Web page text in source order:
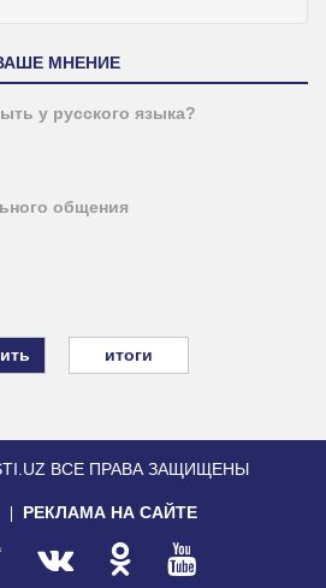
МНЕНИЕ
у русского языка?
общения
итоги
ВСЕ ПРАВА ЗАЩИЩЕНЫ
РЕКЛАМА НА САЙТЕ